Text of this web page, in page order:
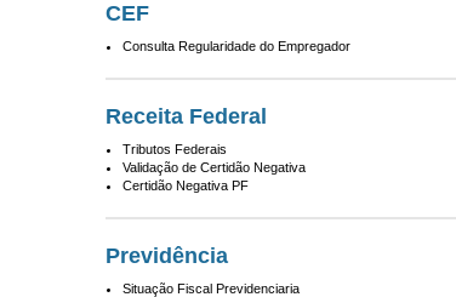
CEF
Consulta Regularidade do Empregador
Receita Federal
Tributos Federais
Validação de Certidão Negativa
Certidão Negativa PF
Previdência
Situação Fiscal Previdenciaria